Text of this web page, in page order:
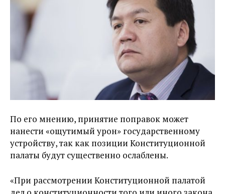
По его мнению, принятие поправок может
нанести «ощутимый урон» государственному
устройству, так как позиции Конституционной
палаты будут существенно ослаблены.
«При рассмотрении Конституционной палатой